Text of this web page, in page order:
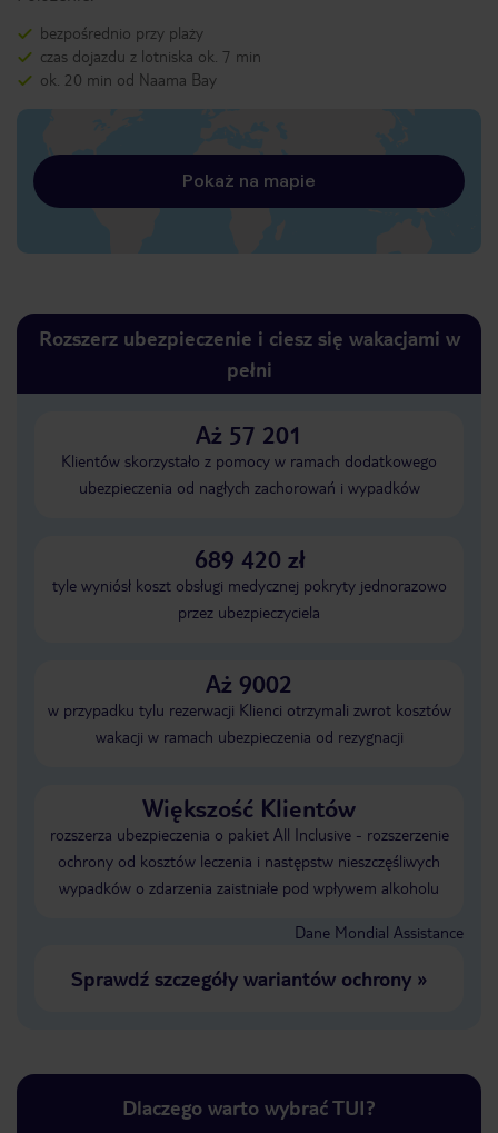
bezpośrednio przy plaży
czas dojazdu z lotniska ok. 7 min
ok. 20 min od Naama Bay
Pokaż na mapie
Rozszerz ubezpieczenie i ciesz się wakacjami w
pełni
Aż 57 201
Klientów skorzystało z pomocy w ramach dodatkowego
ubezpieczenia od nagłych zachorowań i wypadków
689 420 zł
tyle wyniósł koszt obsługi medycznej pokryty jednorazowo
przez ubezpieczyciela
Aż 9002
w przypadku tylu rezerwacji Klienci otrzymali zwrot kosztów
wakacji w ramach ubezpieczenia od rezygnacji
Większość Klientów
rozszerza ubezpieczenia o pakiet All Inclusive - rozszerzenie
ochrony od kosztów leczenia i następstw nieszczęśliwych
wypadków o zdarzenia zaistniałe pod wpływem alkoholu
Dane Mondial Assistance
Sprawdź szczegóły wariantów ochrony»
Dlaczego warto wybrać TUI?